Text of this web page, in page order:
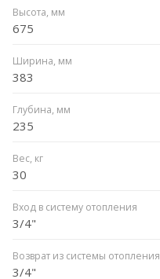
Высота, мм
675
Ширина, мм
383
Глубина, мм
235
Вес, кг
30
Вход в систему отопления
3/4"
Возврат из системы отопления
3/4"